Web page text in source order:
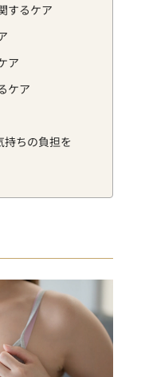
するケア
ア
ケア
持ちの負担を